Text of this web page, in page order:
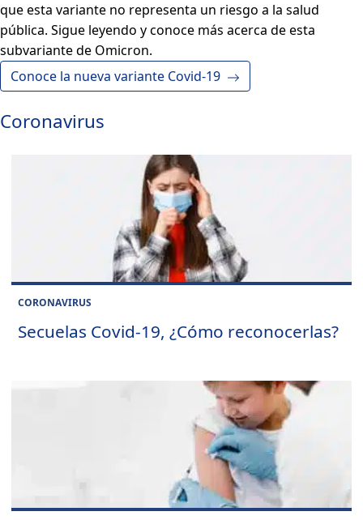
que esta variante no representa un riesgo a la salud
pública. Sigue leyendo y conoce más acerca de esta
subvariante de Omicron.
Conoce la nueva variante Covid-19
Coronavirus
CORONAVIRUS
Secuelas Covid-19, ¿Cómo reconocerlas?